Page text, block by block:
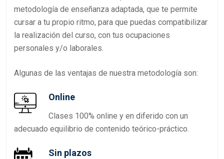
metodología de enseñanza adaptada, que te permite
cursar a tu propio ritmo, para que puedas compatibilizar
la realización del curso, con tus ocupaciones
personales y/o laborales.
Algunas de las ventajas de nuestra metodología son:
Online
Clases 100% online y en diferido con un
adecuado equilibrio de contenido teórico-práctico.
Sin plazos